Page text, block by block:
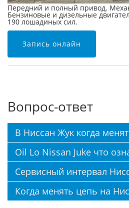
Передний и полный привод.
Бензиновые и дизельные
190 лошадиных сил.
Запись онлайн
Вопрос-ответ
В Ниссан Жук когда
Oil Lo Nissan Juke что
Сервисный интервал
Когда менять цепь на